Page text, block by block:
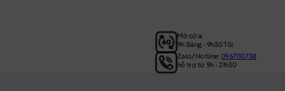
Mở cửa:
9h Sáng - 9h30 Tối
Zalo/Hotline:0967110738
hỗ trợ từ 9h - 21h30